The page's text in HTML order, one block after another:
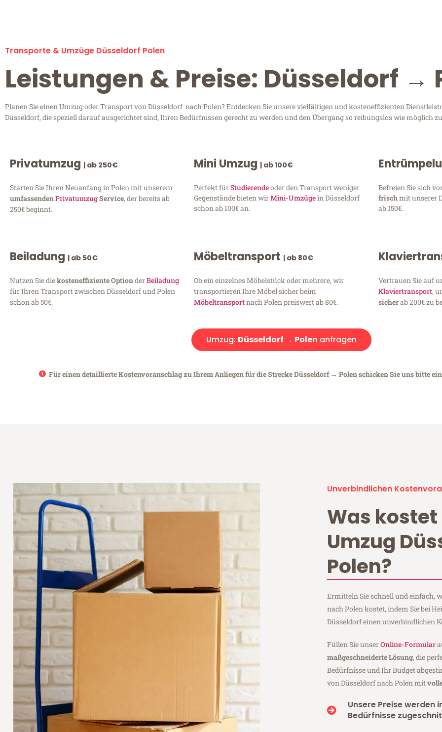
Transporte & Umzüge Düsseldorf Polen
Leistungen & Preise: Düsseldorf →
Planen Sie einen Umzug oder Transport von Düsseldorf nach Polen? Entdecken Sie unsere vielfältigen und kosteneffizienten
Düsseldorf, die speziell darauf ausgerichtet sind, Ihren Bedürfnissen gerecht zu werden und den Übergang so reibungslos wie möglich
Privatumzug | ab 250€
Starten Sie Ihren Neuanfang in Polen mit unserem
umfassendenPrivatumzugService, der bereits ab
250€ beginnt.
Mini Umzug | ab 100€
Perfekt fürStudierendeoder den Transport weniger
Gegenstände bieten wirMini-Umzügein Düsseldorf
schon ab 100€ an.
Befreien Sie sich
frischmit unserer
ab 150€.
Beiladung | ab 50€
Nutzen Sie diekosteneffiziente OptionderBeiladung
für Ihren Transport zwischen Düsseldorf und Polen
schon ab 50€.
Möbeltransport | ab 80€
Ob ein einzelnes Möbelstück oder mehrere, wir
transportieren Ihre Möbel sicher beim
Möbeltransportnach Polen preiswert ab 80€.
Vertrauen Sie auf
Klaviertransport,
sicherab 200€ zu
Umzug: Düsseldorf → Polen anfragen
Für einen detaillierte Kostenvoranschlag zu Ihrem Anliegen für die Strecke Düsseldorf → Polen schicken Sie uns bitte
Unverbindlichen
Was kostet
Umzug
Polen?
Ermitteln Sie schnell und einfach,
nach Polen kostet, indem Sie bei
Düsseldorf einen unverbindlichen
Füllen Sie unserOnline-Formular
maßgeschneiderte Lösung, die
Bedürfnisse und Ihr Budget
von Düsseldorf nach Polen mit
Unsere Preise werden
Bedürfnisse